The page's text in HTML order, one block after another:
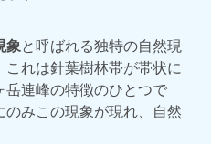
象と呼ばれる独特の自然現
れは針葉樹林帯が帯状に
連峰の特徴のひとつで
みこの現象が現れ、自然